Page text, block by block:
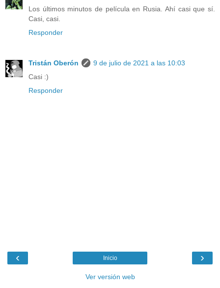
Los últimos minutos de película en Rusia. Ahí casi que sí.
Casi, casi.
Responder
Tristán Oberón
9 de julio de 2021 a las 10:03
Casi :)
Responder
‹ ›
Inicio
Ver versión web